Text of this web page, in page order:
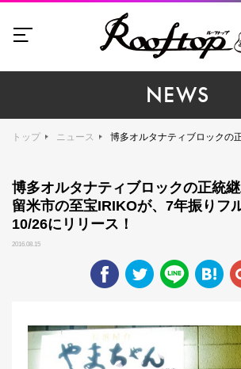
NEWS
トップ ニュース 博多オルタナティブロックの正統継承者、福岡県久留米市の至宝
博多オルタナティブロックの正統
留米市の至宝IRIKOが、7年振りフ
10/26にリリース！
2016.08.15